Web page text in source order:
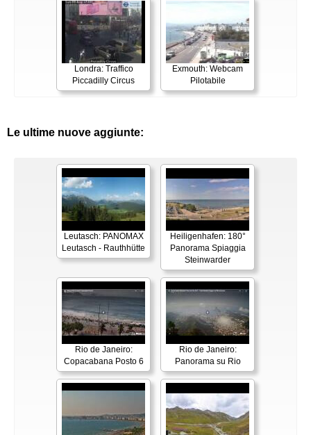
Londra: Traffico
Piccadilly Circus
Exmouth: Webcam
Pilotabile
Le ultime nuove aggiunte:
Leutasch: PANOMAX
Leutasch - Rauthhütte
Heiligenhafen: 180°
Panorama Spiaggia
Steinwarder
Rio de Janeiro:
Copacabana Posto 6
Rio de Janeiro:
Panorama su Rio